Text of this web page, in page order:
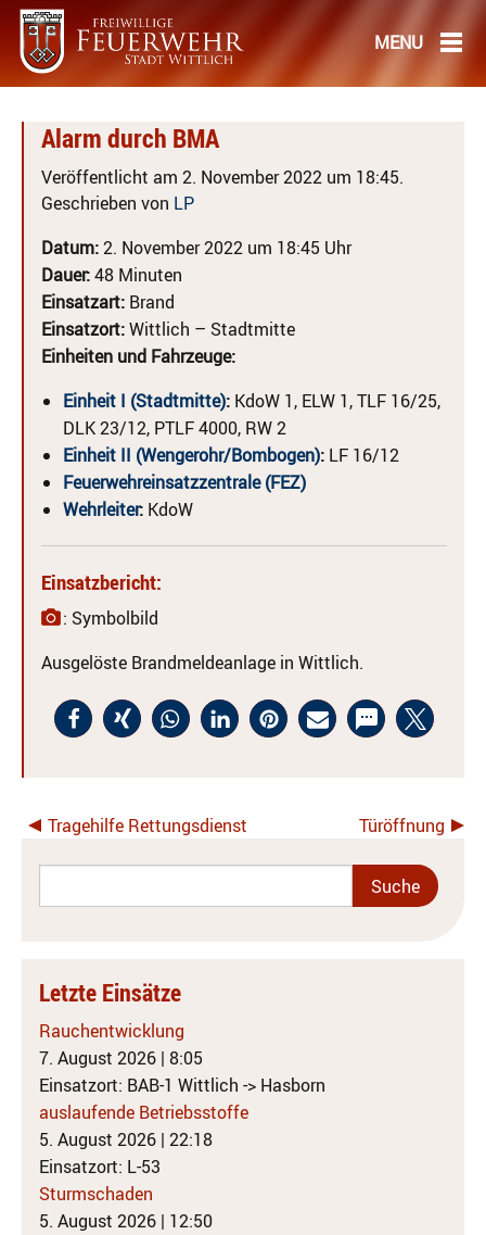
Alarm durch BMA
Veröffentlicht am 2. November 2022 um 18:45.
Geschrieben von LP
Datum:2. November 2022 um 18:45 Uhr
Dauer:48 Minuten
Einsatzart: Brand
Einsatzort:Wittlich – Stadtmitte
Einheiten und Fahrzeuge:
Einheit I (Stadtmitte): KdoW 1, ELW 1, TLF 16/25,
DLK 23/12, PTLF 4000, RW 2
Einheit II (Wengerohr/Bombogen): LF 16/12
Feuerwehreinsatzzentrale (FEZ)
Wehrleiter: KdoW
Einsatzbericht:
: Symbolbild
Ausgelöste Brandmeldeanlage in Wittlich.
Tragehilfe Rettungsdienst Türöffnung
Letzte Einsätze
Rauchentwicklung
7. August 2026 | 8:05
Einsatzort: BAB-1 Wittlich -> Hasborn
auslaufende Betriebsstoffe
5. August 2026 | 22:18
Einsatzort: L-53
Sturmschaden
5. August 2026 | 12:50